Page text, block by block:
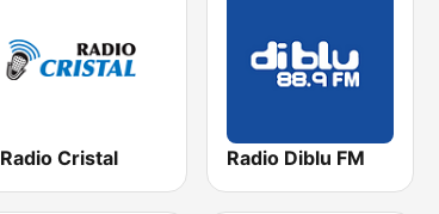
Radio Cristal Radio Diblu FM